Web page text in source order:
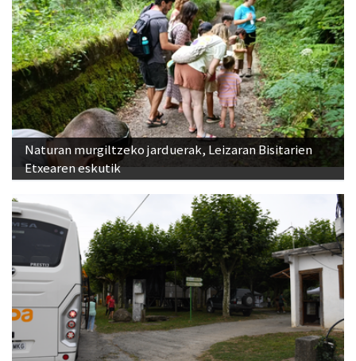
Naturan murgiltzeko jarduerak, Leizaran Bisitarien
Etxearen eskutik